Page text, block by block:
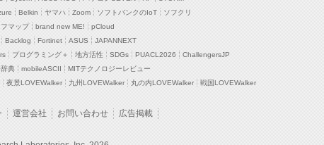
Belkin ヤマハ Zoom ソフトバンクのIoT
ソフクリ
フマップ brand new ME!
pCloud
Backlog Fortinet ASUS
JAPANNEXT
プログラミング＋ 地方活性 SDGs PUACL2026
ChallengersJP
典 mobileASCII
MITテクノロジーレビュー
夜景LOVEWalker 九州LOVEWalker 丸の内LOVEWalker 戦国LOVEWalker
運営会社 お問い合わせ 広告掲載